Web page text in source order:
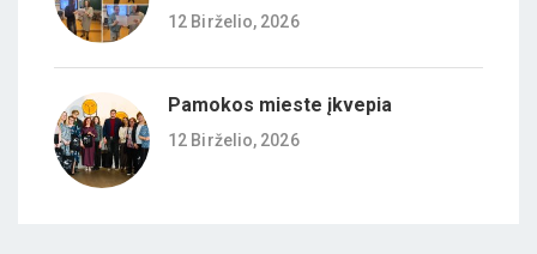
12 Birželio, 2026
Pamokos mieste įkvepia
12 Birželio, 2026